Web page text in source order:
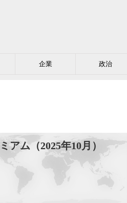
企業 政治
アム（2025年10月）